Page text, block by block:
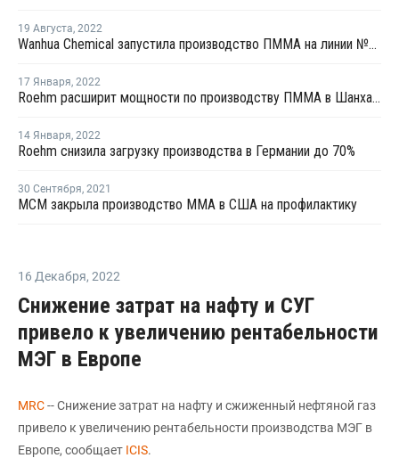
19 Августа, 2022
Wanhua Chemical запустила производство ПММА на линии №2 в Китае
17 Января, 2022
Roehm расширит мощности по производству ПММА в Шанхае ко второму кварталу 2023 года
14 Января, 2022
Roehm снизила загрузку производства в Германии до 70%
30 Сентября, 2021
MCM закрыла производство ММА в США на профилактику
16 Декабря, 2022
Снижение затрат на нафту и СУГ
привело к увеличению рентабельности
МЭГ в Европе
MRС-- Снижение затрат на нафту и сжиженный нефтяной газ
привело к увеличению рентабельности производства МЭГ в
Европе, сообщает ICIS.